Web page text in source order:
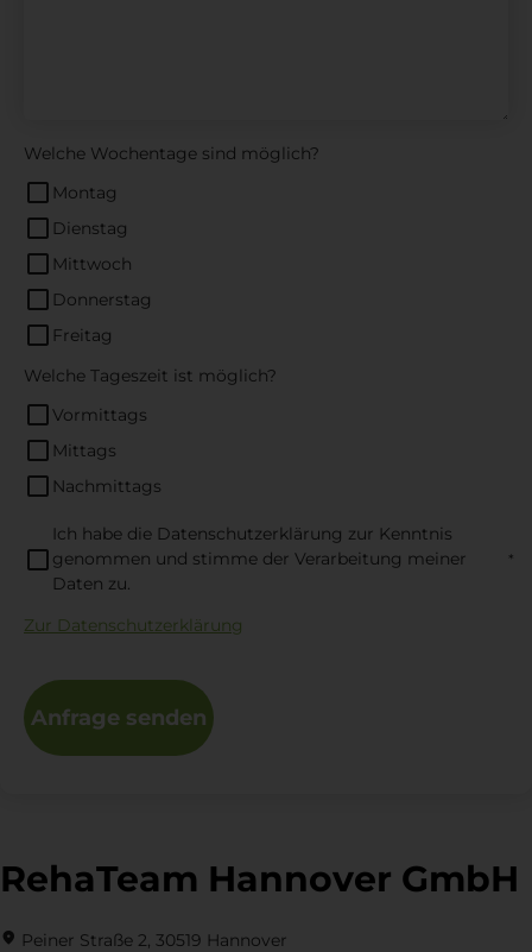
Welche Wochentage sind möglich?
Montag
Dienstag
Mittwoch
Donnerstag
Freitag
Welche Tageszeit ist möglich?
Vormittags
Mittags
Nachmittags
Ich habe die Datenschutzerklärung zur Kenntnis
genommen und stimme der Verarbeitung meiner
Daten zu.
Zur Datenschutzerklärung
Anfrage senden
RehaTeam Hannover GmbH
Peiner Straße 2, 30519 Hannover